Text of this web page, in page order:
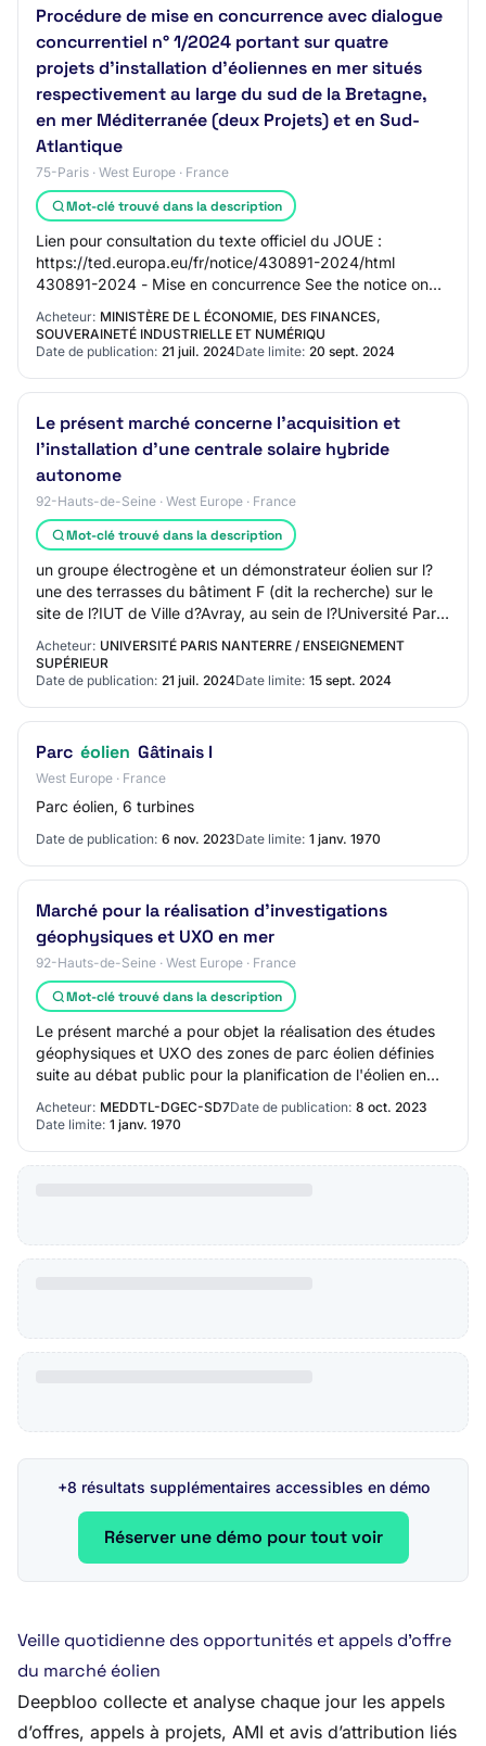
Procédure de mise en concurrence avec dialogue
concurrentiel n° 1/2024 portant sur quatre
projets d'installation d'éoliennes en mer situés
respectivement au large du sud de la Bretagne,
en mer Méditerranée (deux Projets) et en Sud-
Atlantique
75-Paris · West Europe · France
Mot-clé trouvé dans la description
Lien pour consultation du texte officiel du JOUE :
https://ted.europa.eu/fr/notice/430891-2024/html
430891-2024 - Mise en concurrence See the notice on
TED website 430891-2024 430891-2024 - Mise en c…
Acheteur: MINISTÈRE DE L ÉCONOMIE, DES FINANCES,
SOUVERAINETÉ INDUSTRIELLE ET NUMÉRIQU
Date de publication: 21 juil. 2024Date limite: 20 sept. 2024
Le présent marché concerne l'acquisition et
l'installation d'une centrale solaire hybride
autonome
92-Hauts-de-Seine · West Europe · France
Mot-clé trouvé dans la description
un groupe électrogène et un démonstrateur éolien sur l?
une des terrasses du bâtiment F (dit la recherche) sur le
site de l?IUT de Ville d?Avray, au sein de l?Université Paris
Acheteur: UNIVERSITÉ PARIS NANTERRE / ENSEIGNEMENT
SUPÉRIEUR
Date de publication: 21 juil. 2024Date limite: 15 sept. 2024
Parc éolien Gâtinais I
West Europe · France
Parc éolien, 6 turbines
Date de publication: 6 nov. 2023Date limite: 1 janv. 1970
Marché pour la réalisation d'investigations
géophysiques et UXO en mer
92-Hauts-de-Seine · West Europe · France
Mot-clé trouvé dans la description
Le présent marché a pour objet la réalisation des études
géophysiques et UXO des zones de parc éolien définies
suite au débat public pour la planification de l'éolien en
Acheteur: MEDDTL-DGEC-SD7Date de publication: 8 oct. 2023
Date limite: 1 janv. 1970
+8 résultats supplémentaires accessibles en démo
Réserver une démo pour tout voir
Veille quotidienne des opportunités et appels d’offre
du marché éolien
Deepbloo collecte et analyse chaque jour les appels
d’offres, appels à projets, AMI et avis d’attribution liés